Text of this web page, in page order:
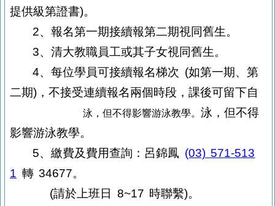
提供級第證書)。
2、報名第一期接續報第二期視同舊生。
3、清大教職員工或其子女視同舊生。
4、每位學員可接續報名梯次 (如第一期、第
二期) ，不接受連續報名兩個時段 ，課後可留下自
泳，但不得影響游泳教學。泳，但不得
影響游泳教學。
5、繳費及費用查詢：呂錦鳳 (03) 571-513
1 轉34677。
(請於上班日 8~17 時聯繫)。